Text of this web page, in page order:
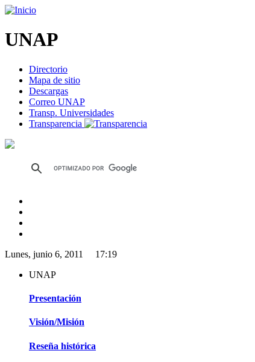
UNAP
Directorio
Mapa de sitio
Descargas
Correo UNAP
Transp. Universidades
Transparencia
Lunes, junio 6, 2011 17:19
UNAP
Presentación
Visión/Misión
Reseña histórica